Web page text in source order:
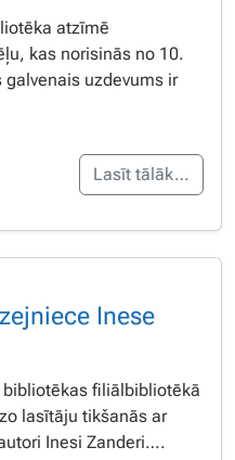
atzīmē
kas norisinās no 10.
uzdevums ir
Lasīt tālāk…
Inese
filiālbibliotēkā
lasītāju tikšanās ar
Inesi Zanderi….